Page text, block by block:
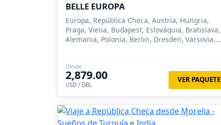
BELLE EUROPA
Europa, República Checa, Austria, Hungria,
Praga, Viena, Budapest, Eslováquia, Bratislava,
Alemania, Polonia, Berlin, Dresden, Varsovia,
Desde
2,879.00
USD / DBL
VER PAQUETE